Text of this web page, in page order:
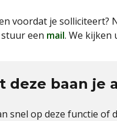
voordat je solliciteert?
een mail. We kijken
deze baan je
snel op deze functie of